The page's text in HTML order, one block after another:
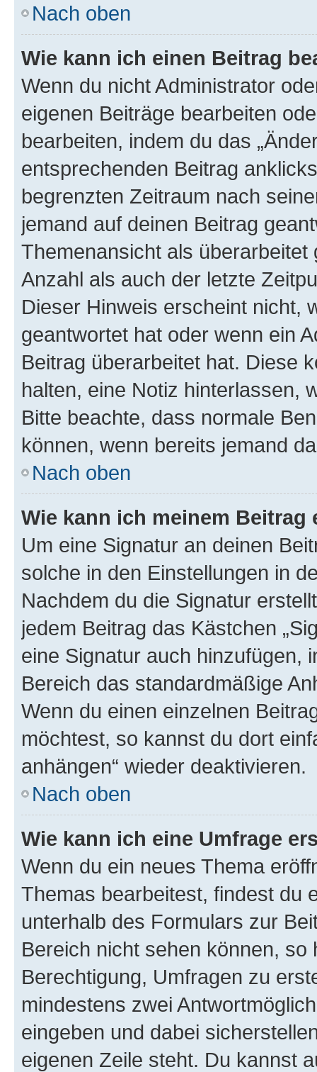
Nach oben
Wie kann ich einen Beitrag
Wenn du nicht Administrator
eigenen Beiträge bearbeiten
bearbeiten, indem du das
entsprechenden Beitrag
begrenzten Zeitraum nach
jemand auf deinen Beitrag
Themenansicht als
Anzahl als auch der letzte
Dieser Hinweis erscheint nicht,
geantwortet hat oder wenn ein
Beitrag überarbeitet hat. Diese
halten, eine Notiz hinterlassen,
Bitte beachte, dass normale
können, wenn bereits jemand
Nach oben
Wie kann ich meinem
Um eine Signatur an deinen
solche in den Einstellungen in
Nachdem du die Signatur
jedem Beitrag das Kästchen
eine Signatur auch hinzufügen,
Bereich das standardmäßige
Wenn du einen einzelnen
möchtest, so kannst du dort
anhängen“ wieder deaktivieren.
Nach oben
Wie kann ich eine Umfrage
Wenn du ein neues Thema
Themas bearbeitest, findest du
unterhalb des Formulars zur
Bereich nicht sehen können,
Berechtigung, Umfragen zu
mindestens zwei
eingeben und dabei
eigenen Zeile steht. Du kannst